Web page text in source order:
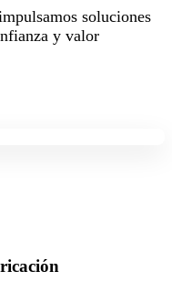
soluciones
y valor